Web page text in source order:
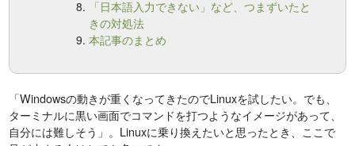
「日本語入力できない」など、つまずいたと
きの対処法
本記事のまとめ
「Windowsの動きが重くなってきたのでLinuxを試したい。でも、
ターミナルに黒い画面でコマンドを打つようなイメージがあって、
自分には難しそう」。Linuxに乗り換えたいと思ったとき、ここで